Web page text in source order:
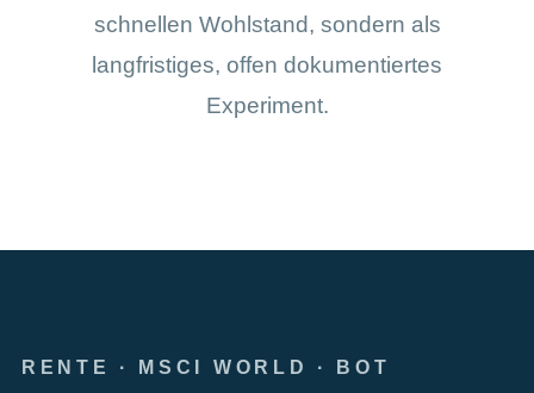
schnellen Wohlstand, sondern als
langfristiges, offen dokumentiertes
Experiment.
RENTE · MSCI WORLD · BOT